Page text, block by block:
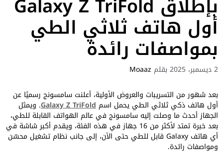
أول هاتف ثلاثي الطي
بمواصفات رائدة
2 ديسمبر، 2025 بقلم Moaaz
بعد شهور من التسريبات والعروض الأولية، أعلنت سامسونج رسميًا عن
أول هاتف ذكي ثلاثي الطي يحمل اسمGalaxy Z TriFold. ويمثل
الجهاز أحدث ما وصلت إليه سامسونج في عالم الهواتف القابلة للطي،
بعد خبرة تمتد لأكثر من 16 جهاز في هذه الفئة، ويقدم أكبر شاشة في
أي هاتف Galaxy قابل للطي حتى الآن، إلى جانب نظام تشغيل محسّن
ومواصفات رائدة.